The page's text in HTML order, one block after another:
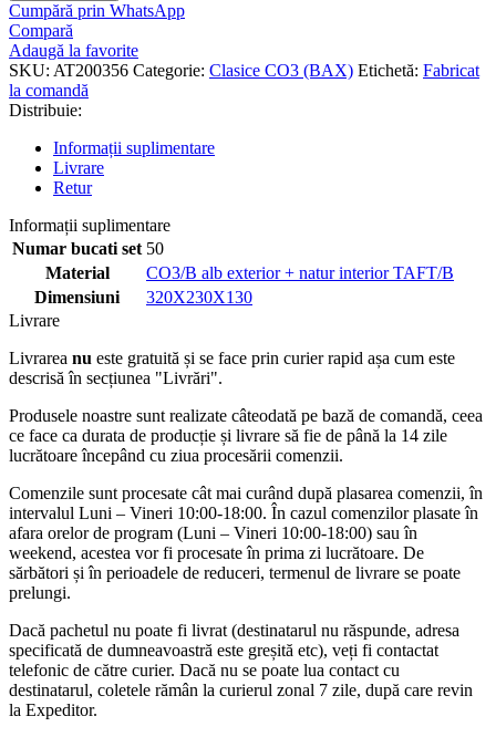
Cumpără prin WhatsApp
Compară
Adaugă la favorite
SKU: AT200356 Categorie: Clasice CO3 (BAX) Etichetă: Fabricat
la comandă
Distribuie:
Informații suplimentare
Livrare
Retur
Informații suplimentare
Numar bucati set 50
Material
CO3/B alb exterior + natur interior TAFT/B
Dimensiuni
320X230X130
Livrare
Livrarea nu este gratuită și se face prin curier rapid așa cum este
descrisă în secțiunea "Livrări".
Produsele noastre sunt realizate câteodată pe bază de comandă, ceea
ce face ca durata de producție și livrare să fie de până la 14 zile
lucrătoare începând cu ziua procesării comenzii.
Comenzile sunt procesate cât mai curând după plasarea comenzii, în
intervalul Luni – Vineri 10:00-18:00. În cazul comenzilor plasate în
afara orelor de program (Luni – Vineri 10:00-18:00) sau în
weekend, acestea vor fi procesate în prima zi lucrătoare. De
sărbători și în perioadele de reduceri, termenul de livrare se poate
prelungi.
Dacă pachetul nu poate fi livrat (destinatarul nu răspunde, adresa
specificată de dumneavoastră este greșită etc), veți fi contactat
telefonic de către curier. Dacă nu se poate lua contact cu
destinatarul, coletele rămân la curierul zonal 7 zile, după care revin
la Expeditor.